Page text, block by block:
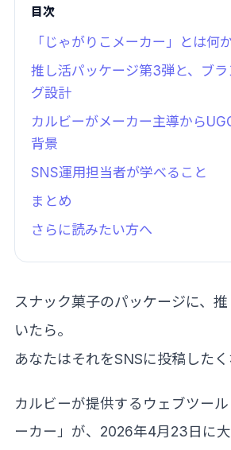
目次
「じゃがりこメーカー」とは何
推し活パッケージ第3弾と、ブ
グ設計
カルビーがメーカー主導から
背景
SNS運用担当者が学べること
まとめ
さらに読みたい方へ
スナック菓子のパッケージに、
いたら。
あなたはそれをSNSに投稿した
カルビーが提供するウェブツー
ーカー」が、2026年4月23日に